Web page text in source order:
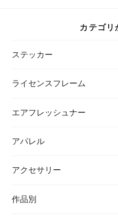
カテゴリ
ステッカー
ライセンスフレーム
エアフレッシュナー
アパレル
アクセサリー
作品別